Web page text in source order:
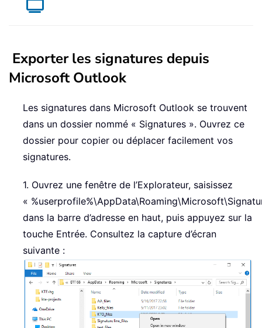
Exporter les signatures depuis
Microsoft Outlook
Les signatures dans Microsoft Outlook se trouvent
dans un dossier nommé « Signatures ». Ouvrez ce
dossier pour copier ou déplacer facilement vos
signatures.
1. Ouvrez une fenêtre de l’Explorateur, saisissez
«
dans la barre d’adresse en haut, puis appuyez sur la
touche Entrée. Consultez la capture d’écran
suivante :